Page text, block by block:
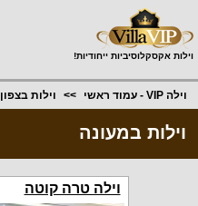
וילות אקסקלוסיביות ייחודיות!
וילה VIP - עמוד ראשי וילות בצפון
וילות במעונה
וילה טרה קוטה